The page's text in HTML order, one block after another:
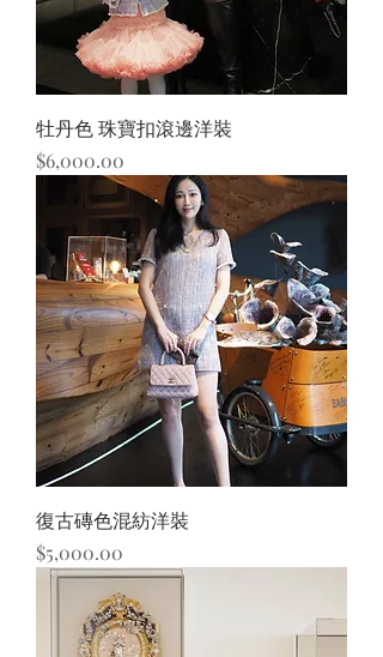
牡丹色 珠寶扣滾邊洋裝
價格
$6,000.00
復古磚色混紡洋裝
價格
$5,000.00